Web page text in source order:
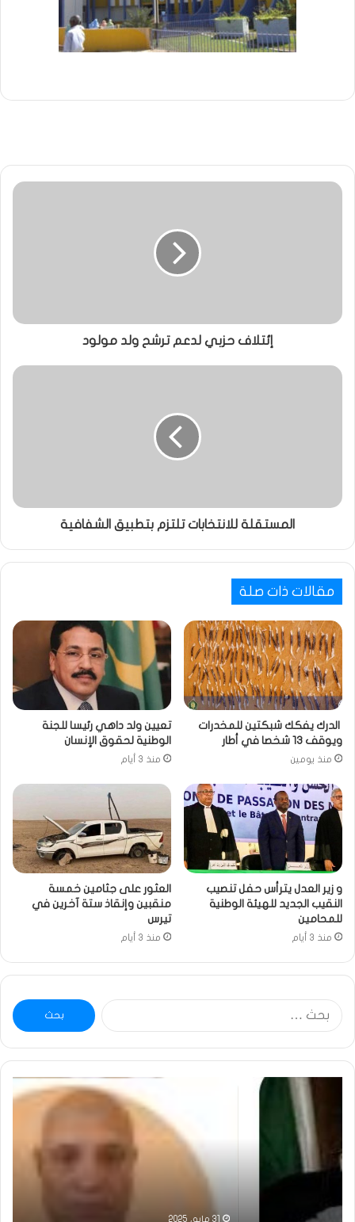
إئتلاف حزبي لدعم ترشح ولد مولود
المستقلة للانتخابات تلتزم بتطبيق الشفافية
مقالات ذات صلة
الدرك يفكك شبكتين للمخدرات
ويوقف 13 شخصا في أطار
منذ يومين
تعيين ولد داهي رئيسا للجنة
الوطنية لحقوق الإنسان
منذ 3 أيام
و زير العدل يترأس حفل تنصيب
النقيب الجديد للهيئة الوطنية
للمحامين
منذ 3 أيام
العثور على جثامين خمسة
منقبين وإنقاذ ستة آخرين في
تيرس
منذ 3 أيام
البحث
عن:
خاصة
لكم
31 مايو، 2025